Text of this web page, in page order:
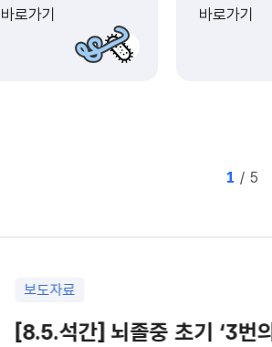
바로가기 바로가기
보도자료
[8.5.석간] 뇌졸중 초기 ‘3번의
1 / 5